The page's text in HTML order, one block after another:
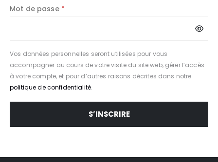
Mot de passe *
Vos données personnelles seront utilisées pour vous
accompagner au cours de votre visite du site web, gérer l’accès
à votre compte, et pour d’autres raisons décrites dans notre
politique de confidentialité.
S’INSCRIRE